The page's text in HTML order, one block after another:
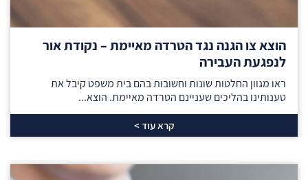
הוצא צו הגנה נגד הטרדה מאיימת – נקודת אור
לנפגעת העבירה
ראו מגוון החלטות שונות וחשובות בהם בית משפט קיבל את
טענותינו בהליכים שעניינם הטרדה מאיימת. הוצא...
קרא עוד >